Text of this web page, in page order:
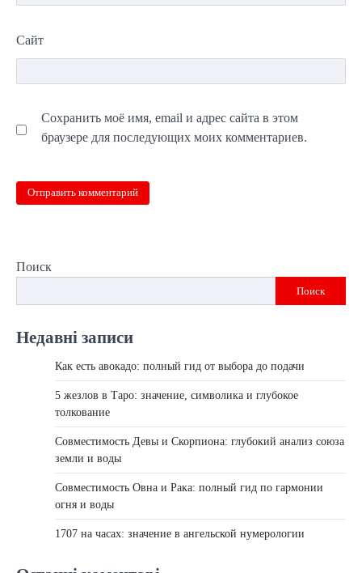
Сайт
Сохранить моё имя, email и адрес сайта в этом
браузере для последующих моих комментариев.
Поиск
Поиск
Недавні записи
Как есть авокадо: полный гид от выбора до подачи
5 жезлов в Таро: значение, символика и глубокое
толкование
Совместимость Девы и Скорпиона: глубокий анализ союза
земли и воды
Совместимость Овна и Рака: полный гид по гармонии
огня и воды
1707 на часах: значение в ангельской нумерологии